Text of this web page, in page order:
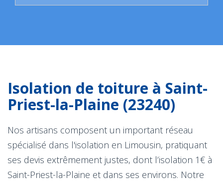
Isolation de toiture à Saint-
Priest-la-Plaine (23240)
Nos artisans composent un important réseau
spécialisé dans l'isolation en Limousin, pratiquant
ses devis extrêmement justes, dont l’isolation 1€ à
Saint-Priest-la-Plaine et dans ses environs. Notre